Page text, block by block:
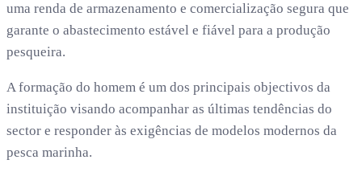
uma renda de armazenamento e comercialização segura que
garante o abastecimento estável e fiável para a produção
pesqueira.
A formação do homem é um dos principais objectivos da
instituição visando acompanhar as últimas tendências do
sector e responder às exigências de modelos modernos da
pesca marinha.